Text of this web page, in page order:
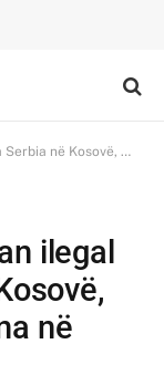
katër persona në Leposaviq
ilegal
në